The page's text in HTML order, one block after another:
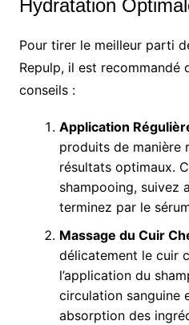
Hydratation
Pour tirer le meilleur parti
Repulp, il est recommandé
conseils :
Application
produits de manière
résultats optimaux.
shampooing, suivez
terminez par le
Massage du Cuir
délicatement le cuir
l’application du
circulation sanguine
absorption des